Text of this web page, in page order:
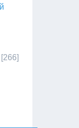
[266]